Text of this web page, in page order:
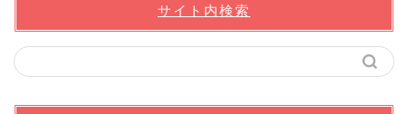
サイト内検索